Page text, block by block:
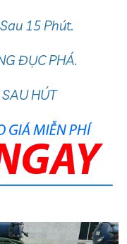
15 Phút.
ĐỤC PHÁ.
HÚT